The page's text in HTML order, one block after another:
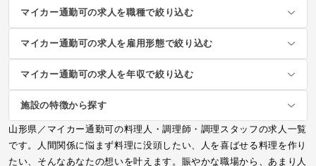
マイカー通勤可の求人を職種で絞り込む
マイカー通勤可の求人を雇用形態で絞り込む
マイカー通勤可の求人を年収で絞り込む
施設の特徴から探す
山形県／マイカー通勤可の料理人・調理師・調理スタッフの求人一覧
です。人間関係に悩まず料理に没頭したい、人を喜ばせる料理を作り
たい、そんなあなたの想いを叶えます。賑やかな職場から、あまり人